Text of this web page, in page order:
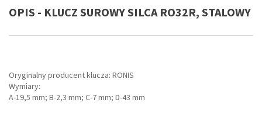
OPIS - KLUCZ SUROWY SILCA RO32R, STALOWY
Oryginalny producent klucza: RONIS
Wymiary:
A-19,5 mm; B-2,3 mm; C-7 mm; D-43 mm